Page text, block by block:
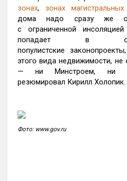
зонах, зонах
дома надо сразу же
с ограниченной
попадает в
популистские
этого вида недвижимости,
—ни Минстроем, ни
резюмировал Кирилл Холопик.
Фото: www.gov.ru